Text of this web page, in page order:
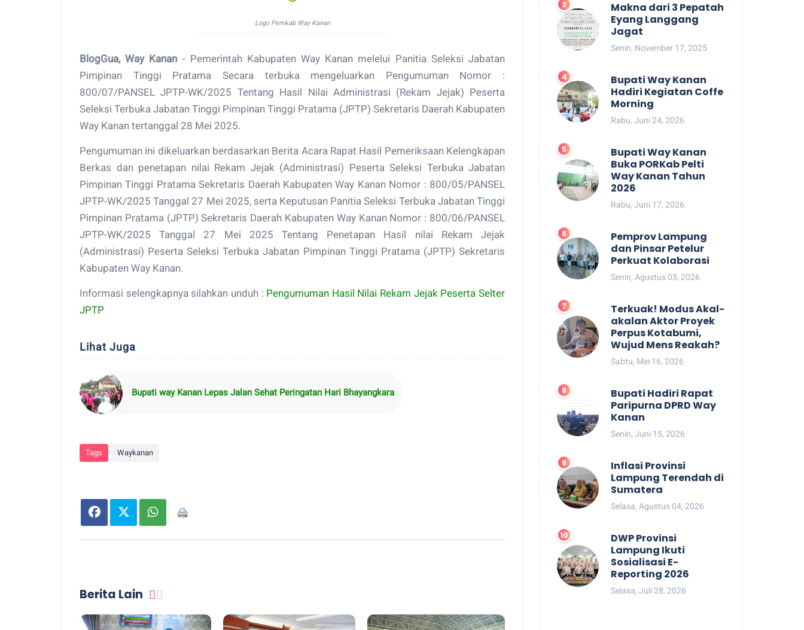
Logo Pemkab Way Kanan
BlogGua, Way Kanan - Pemerintah Kabupaten Way Kanan melelui Panitia Seleksi Jabatan
Pimpinan Tinggi Pratama Secara terbuka mengeluarkan Pengumuman Nomor :
800/07/PANSEL JPTP-WK/2025 Tentang Hasil Nilai Administrasi (Rekam Jejak) Peserta
Seleksi Terbuka Jabatan Tinggi Pimpinan Tinggi Pratama (JPTP) Sekretaris Daerah Kabupaten
Way Kanan tertanggal 28 Mei 2025.
Pengumuman ini dikeluarkan berdasarkan Berita Acara Rapat Hasil Pemeriksaan Kelengkapan
Berkas dan penetapan nilai Rekam Jejak (Administrasi) Peserta Seleksi Terbuka Jabatan
Pimpinan Tinggi Pratama Sekretaris Daerah Kabupaten Way Kanan Nomor : 800/05/PANSEL
JPTP-WK/2025 Tanggal 27 Mei 2025, serta Keputusan Panitia Seleksi Terbuka Jabatan Tinggi
Pimpinan Pratama (JPTP) Sekretaris Daerah Kabupaten Way Kanan Nomor : 800/06/PANSEL
JPTP-WK/2025 Tanggal 27 Mei 2025 Tentang Penetapan Hasil nilai Rekam Jejak
(Administrasi) Peserta Seleksi Terbuka Jabatan Pimpinan Tinggi Pratama (JPTP) Sekretaris
Kabupaten Way Kanan.
Informasi selengkapnya silahkan unduh : Pengumuman Hasil Nilai Rekam Jejak Peserta Selter
JPTP
Lihat Juga
Bupati way Kanan Lepas Jalan Sehat Peringatan Hari Bhayangkara
Tags Waykanan
Berita Lain
Makna dari 3 Pepatah
Eyang Langgang
Jagat
Senin, November 17, 2025
Bupati Way Kanan
Hadiri Kegiatan Coffe
Morning
Rabu, Juni 24, 2026
Bupati Way Kanan
Buka PORKab Pelti
Way Kanan Tahun
2026
Rabu, Juni 17, 2026
Pemprov Lampung
dan Pinsar Petelur
Perkuat Kolaborasi
Senin, Agustus 03, 2026
Terkuak! Modus Akal-
akalan Aktor Proyek
Perpus Kotabumi,
Wujud Mens Reakah?
Sabtu, Mei 16, 2026
Bupati Hadiri Rapat
Paripurna DPRD Way
Kanan
Senin, Juni 15, 2026
Inflasi Provinsi
Lampung Terendah di
Sumatera
Selasa, Agustus 04, 2026
DWP Provinsi
Lampung Ikuti
Sosialisasi E-
Reporting 2026
Selasa, Juli 28, 2026